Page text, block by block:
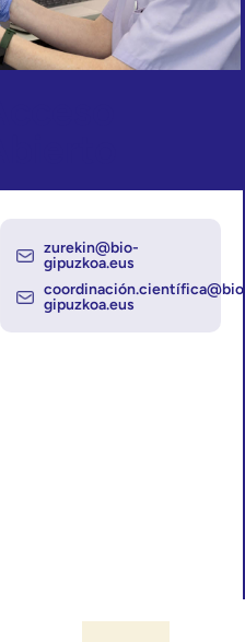
zurekin@bio-
gipuzkoa.eus
gipuzkoa.eus